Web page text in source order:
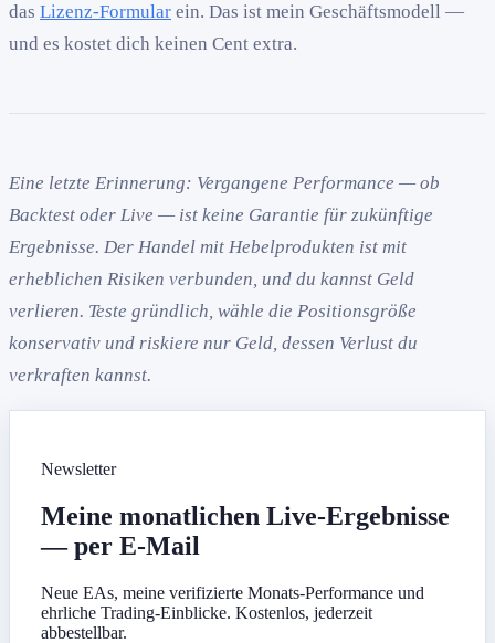
das Lizenz-Formular ein. Das ist mein Geschäftsmodell —
und es kostet dich keinen Cent extra.
Eine letzte Erinnerung: Vergangene Performance — ob
Backtest oder Live — ist keine Garantie für zukünftige
Ergebnisse. Der Handel mit Hebelprodukten ist mit
erheblichen Risiken verbunden, und du kannst Geld
verlieren. Teste gründlich, wähle die Positionsgröße
konservativ und riskiere nur Geld, dessen Verlust du
verkraften kannst.
Newsletter
Meine monatlichen Live-Ergebnisse
— per E-Mail
Neue EAs, meine verifizierte Monats-Performance und
ehrliche Trading-Einblicke. Kostenlos, jederzeit
abbestellbar.